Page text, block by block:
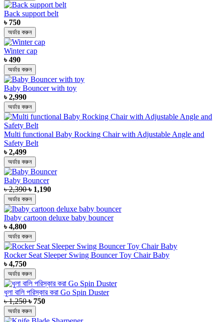
Back support belt
৳ 750
অর্ডার করুন
Winter cap
৳ 490
অর্ডার করুন
Baby Bouncer with toy
৳ 2,990
অর্ডার করুন
Multi functional Baby Rocking Chair with Adjustable Angle and
Safety Belt
৳ 2,499
অর্ডার করুন
Baby Bouncer
৳ 2,390৳ 1,190
অর্ডার করুন
Ibaby cartoon deluxe baby bouncer
৳ 4,800
অর্ডার করুন
Rocker Seat Sleeper Swing Bouncer Toy Chair Baby
৳ 4,750
অর্ডার করুন
ধুলা বালি পরিস্কার করা Go Spin Duster
৳ 1,250৳ 750
অর্ডার করুন